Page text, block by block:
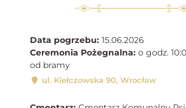
Data pogrzebu: 15.06.2026
Ceremonia Pożegnalna: o godz.
od bramy
ul. Kiełczowska 90, Wrocław